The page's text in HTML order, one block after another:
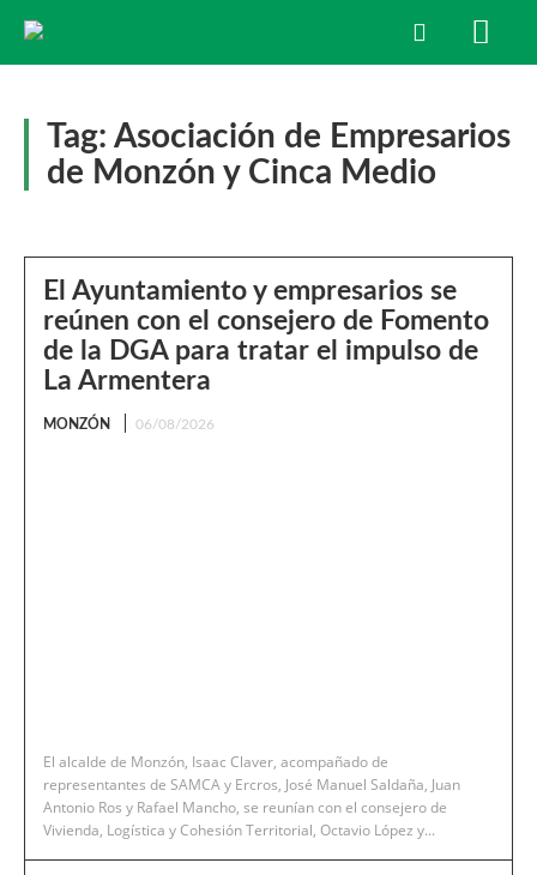
Tag: Asociación de Empresarios
de Monzón y Cinca Medio
El Ayuntamiento y empresarios se
reúnen con el consejero de Fomento
de la DGA para tratar el impulso de
La Armentera
MONZÓN 06/08/2026
El alcalde de Monzón, Isaac Claver, acompañado de
representantes de SAMCA y Ercros, José Manuel Saldaña, Juan
Antonio Ros y Rafael Mancho, se reunían con el consejero de
Vivienda, Logística y Cohesión Territorial, Octavio López y...